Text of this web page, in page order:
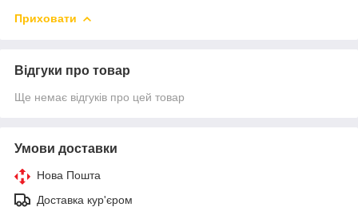
Приховати
Відгуки про товар
Ще немає відгуків про цей товар
Умови доставки
Нова Пошта
Доставка кур'єром